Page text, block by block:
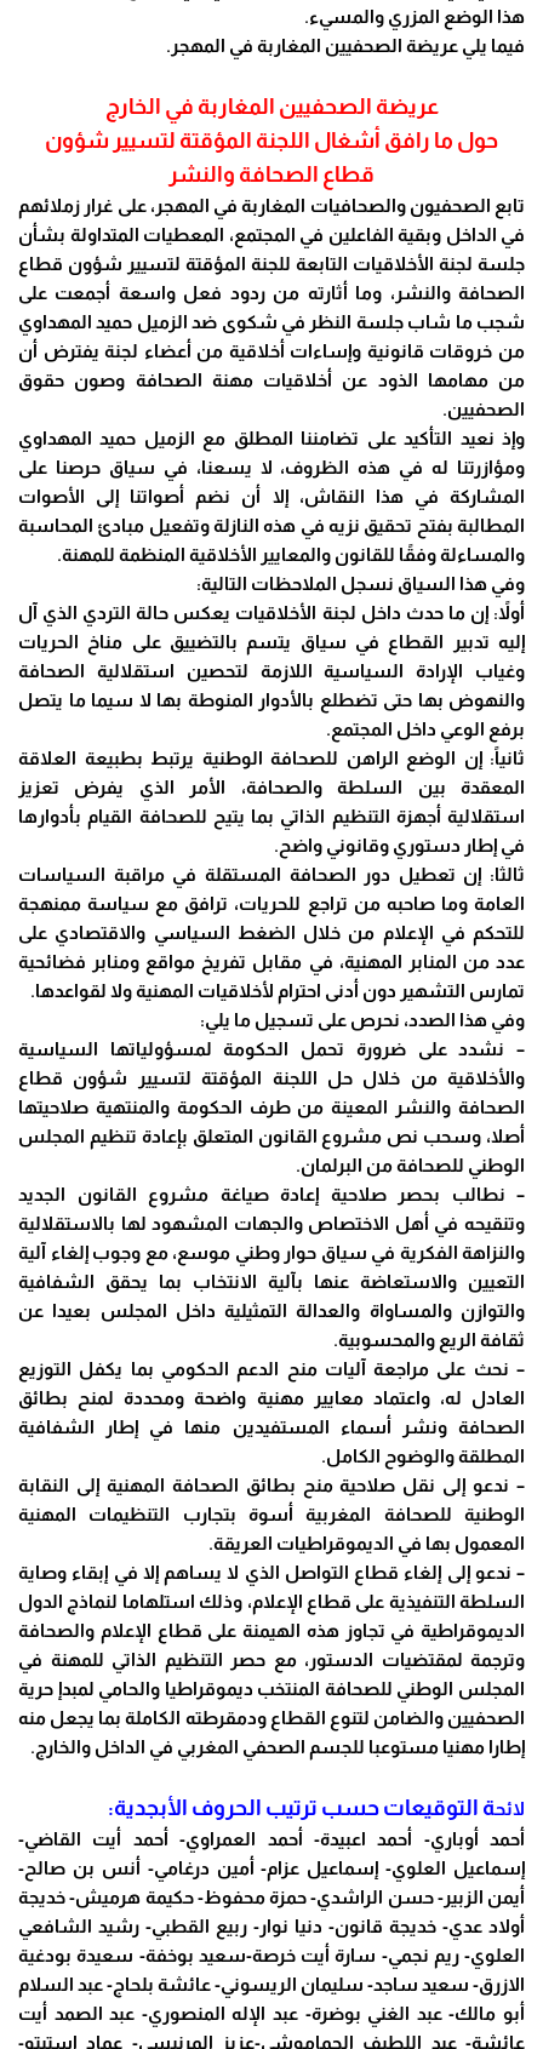
هذا الوضع المزري والمسيء.
فيما يلي عريضة الصحفيين المغاربة في المهجر.
عريضة الصحفيين المغاربة في الخارج
حول ما رافق أشغال اللجنة المؤقتة لتسيير شؤون
قطاع الصحافة والنشر
تابع الصحفيون والصحافيات المغاربة في المهجر، على غرار زملائهم
في الداخل وبقية الفاعلين في المجتمع، المعطيات المتداولة بشأن
جلسة لجنة الأخلاقيات التابعة للجنة المؤقتة لتسيير شؤون قطاع
الصحافة والنشر، وما أثارته من ردود فعل واسعة أجمعت على
شجب ما شاب جلسة النظر في شكوى ضد الزميل حميد المهداوي
من خروقات قانونية وإساءات أخلاقية من أعضاء لجنة يفترض أن
من مهامها الذود عن أخلاقيات مهنة الصحافة وصون حقوق
الصحفيين.
وإذ نعيد التأكيد على تضامننا المطلق مع الزميل حميد المهداوي
ومؤازرتنا له في هذه الظروف، لا يسعنا، في سياق حرصنا على
المشاركة في هذا النقاش، إلا أن نضم أصواتنا إلى الأصوات
المطالبة بفتح تحقيق نزيه في هذه النازلة وتفعيل مبادئ المحاسبة
والمساءلة وفقًا للقانون والمعايير الأخلاقية المنظمة للمهنة.
وفي هذا السياق نسجل الملاحظات التالية:
أولاً: إن ما حدث داخل لجنة الأخلاقيات يعكس حالة التردي الذي آل
إليه تدبير القطاع في سياق يتسم بالتضييق على مناخ الحريات
وغياب الإرادة السياسية اللازمة لتحصين استقلالية الصحافة
والنهوض بها حتى تضطلع بالأدوار المنوطة بها لا سيما ما يتصل
برفع الوعي داخل المجتمع.
ثانياً: إن الوضع الراهن للصحافة الوطنية يرتبط بطبيعة العلاقة
المعقدة بين السلطة والصحافة، الأمر الذي يفرض تعزيز
استقلالية أجهزة التنظيم الذاتي بما يتيح للصحافة القيام بأدوارها
في إطار دستوري وقانوني واضح.
ثالثا: إن تعطيل دور الصحافة المستقلة في مراقبة السياسات
العامة وما صاحبه من تراجع للحريات، ترافق مع سياسة ممنهجة
للتحكم في الإعلام من خلال الضغط السياسي والاقتصادي على
عدد من المنابر المهنية، في مقابل تفريخ مواقع ومنابر فضائحية
تمارس التشهير دون أدنى احترام لأخلاقيات المهنية ولا لقواعدها.
وفي هذا الصدد، نحرص على تسجيل ما يلي:
– نشدد على ضرورة تحمل الحكومة لمسؤولياتها السياسية
والأخلاقية من خلال حل اللجنة المؤقتة لتسيير شؤون قطاع
الصحافة والنشر المعينة من طرف الحكومة والمنتهية صلاحيتها
أصلا، وسحب نص مشروع القانون المتعلق بإعادة تنظيم المجلس
الوطني للصحافة من البرلمان.
– نطالب بحصر صلاحية إعادة صياغة مشروع القانون الجديد
وتنقيحه في أهل الاختصاص والجهات المشهود لها بالاستقلالية
والنزاهة الفكرية في سياق حوار وطني موسع، مع وجوب إلغاء آلية
التعيين والاستعاضة عنها بآلية الانتخاب بما يحقق الشفافية
والتوازن والمساواة والعدالة التمثيلية داخل المجلس بعيدا عن
ثقافة الريع والمحسوبية.
– نحث على مراجعة آليات منح الدعم الحكومي بما يكفل التوزيع
العادل له، واعتماد معايير مهنية واضحة ومحددة لمنح بطائق
الصحافة ونشر أسماء المستفيدين منها في إطار الشفافية
المطلقة والوضوح الكامل.
– ندعو إلى نقل صلاحية منح بطائق الصحافة المهنية إلى النقابة
الوطنية للصحافة المغربية أسوة بتجارب التنظيمات المهنية
المعمول بها في الديموقراطيات العريقة.
– ندعو إلى إلغاء قطاع التواصل الذي لا يساهم إلا في إبقاء وصاية
السلطة التنفيذية على قطاع الإعلام، وذلك استلهاما لنماذج الدول
الديموقراطية في تجاوز هذه الهيمنة على قطاع الإعلام والصحافة
وترجمة لمقتضيات الدستور، مع حصر التنظيم الذاتي للمهنة في
المجلس الوطني للصحافة المنتخب ديموقراطيا والحامي لمبدإ حرية
الصحفيين والضامن لتنوع القطاع ودمقرطته الكاملة بما يجعل منه
إطارا مهنيا مستوعبا للجسم الصحفي المغربي في الداخل والخارج.
لائحة التوقيعات حسب ترتيب الحروف الأبجدية:
أحمد أوباري- أحمد اعبيدة- أحمد العمراوي- أحمد أيت القاضي-
إسماعيل العلوي- إسماعيل عزام- أمين درغامي- أنس بن صالح-
أيمن الزبير-حسن الراشدي-حمزة محفوظ-حكيمة هرميش-خديجة
أولاد عدي- خديجة قانون- دنيا نوار- ربيع القطبي- رشيد الشافعي
العلوي-ريم نجمي- سارة أيت خرصة-سعيد بوخفة- سعيدة بودغية
الازرق- سعيد ساجد- سليمان الريسوني-عائشة بلحاج-عبد السلام
أبو مالك-عبد الغني بوضرة- عبد الإله المنصوري- عبد الصمد أيت
عائشة-عبد اللطيف الحماموشي-عزيز المرنيسي- عماد استيتو-